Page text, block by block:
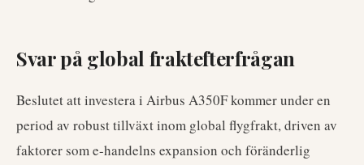
Svar på global fraktefterfrågan
Beslutet att investera i Airbus A350F kommer under en
period av robust tillväxt inom global flygfrakt, driven av
faktorer som e-handelns expansion och föränderlig